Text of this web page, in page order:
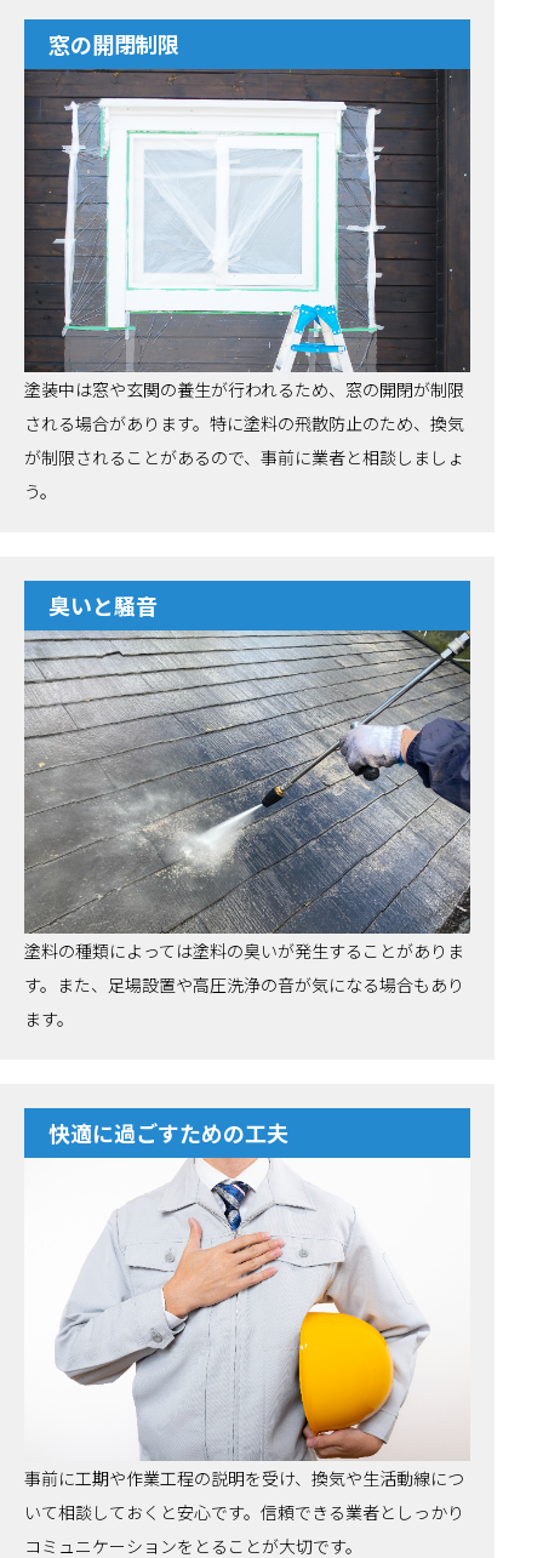
窓の開閉制限
塗装中は窓や玄関の養生が行われるため、窓の開閉が制限
される場合があります。特に塗料の飛散防止のため、換気
が制限されることがあるので、事前に業者と相談しましょ
う。
臭いと騒音
塗料の種類によっては塗料の臭いが発生することがありま
す。また、足場設置や高圧洗浄の音が気になる場合もあり
ます。
快適に過ごすための工夫
事前に工期や作業工程の説明を受け、換気や生活動線につ
いて相談しておくと安心です。信頼できる業者としっかり
コミュニケーションをとることが大切です。